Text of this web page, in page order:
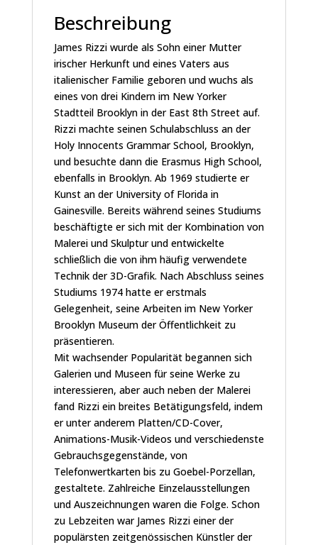
Beschreibung
James Rizzi wurde als Sohn einer Mutter
irischer Herkunft und eines Vaters aus
italienischer Familie geboren und wuchs als
eines von drei Kindern im New Yorker
Stadtteil Brooklyn in der East 8th Street auf.
Rizzi machte seinen Schulabschluss an der
Holy Innocents Grammar School, Brooklyn,
und besuchte dann die Erasmus High School,
ebenfalls in Brooklyn. Ab 1969 studierte er
Kunst an der University of Florida in
Gainesville. Bereits während seines Studiums
beschäftigte er sich mit der Kombination von
Malerei und Skulptur und entwickelte
schließlich die von ihm häufig verwendete
Technik der 3D-Grafik. Nach Abschluss seines
Studiums 1974 hatte er erstmals
Gelegenheit, seine Arbeiten im New Yorker
Brooklyn Museum der Öffentlichkeit zu
präsentieren.
Mit wachsender Popularität begannen sich
Galerien und Museen für seine Werke zu
interessieren, aber auch neben der Malerei
fand Rizzi ein breites Betätigungsfeld, indem
er unter anderem Platten/CD-Cover,
Animations-Musik-Videos und verschiedenste
Gebrauchsgegenstände, von
Telefonwertkarten bis zu Goebel-Porzellan,
gestaltete. Zahlreiche Einzelausstellungen
und Auszeichnungen waren die Folge. Schon
zu Lebzeiten war James Rizzi einer der
populärsten zeitgenössischen Künstler der